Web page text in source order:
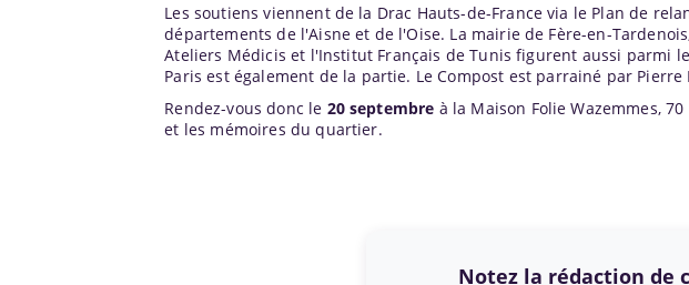
Les soutiens viennent de la Drac Hauts-de-France via le Plan de
départements de l'Aisne et de l'Oise. La mairie de Fère-en-
Ateliers Médicis et l'Institut Français de Tunis figurent aussi parmi
Paris est également de la partie. Le Compost est parrainé par
Rendez-vous donc le 20 septembre à la Maison Folie Wazemmes,
et les mémoires du quartier.
Notez la rédaction de